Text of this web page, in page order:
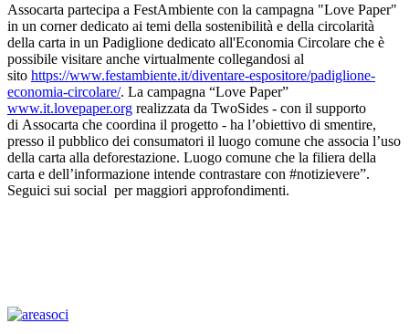
Assocarta partecipa a FestAmbiente con la campagna "Love Paper"
in un corner dedicato ai temi della sostenibilità e della circolarità
della carta in un Padiglione dedicato all'Economia Circolare che è
possibile visitare anche virtualmente collegandosi al
sito https://www.festambiente.it/diventare-espositore/padiglione-
economia-circolare/. La campagna “Love Paper”
www.it.lovepaper.org realizzata da TwoSides - con il supporto
di Assocarta che coordina il progetto - ha l’obiettivo di smentire,
presso il pubblico dei consumatori il luogo comune che associa l’uso
della carta alla deforestazione. Luogo comune che la filiera della
carta e dell’informazione intende contrastare con #notizievere”.
Seguici sui social per maggiori approfondimenti.